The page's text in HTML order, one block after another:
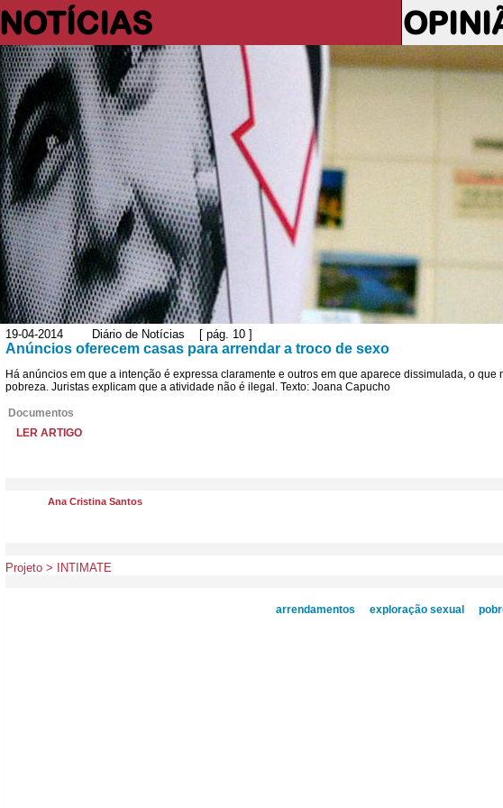
NOTÍCIAS
19-04-2014 Diário de Notícias [ pág. 10 ]
Anúncios oferecem casas para arrendar a troco de sexo
Há anúncios em que a intenção é expressa claramente e outros em que aparece dissimulada, o
pobreza. Juristas explicam que a atividade não é ilegal. Texto: Joana Capucho
Documentos
LER ARTIGO
Ana Cristina Santos
Projeto > INTIMATE
arrendamentos exploração sexual